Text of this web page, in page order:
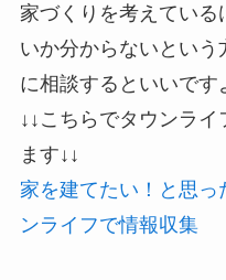
家づくりを考えてい
いか分からないとい
に相談するといいです
↓↓こちらでタウンラ
ます↓↓
家を建てたい！と思
ンライフで情報収集